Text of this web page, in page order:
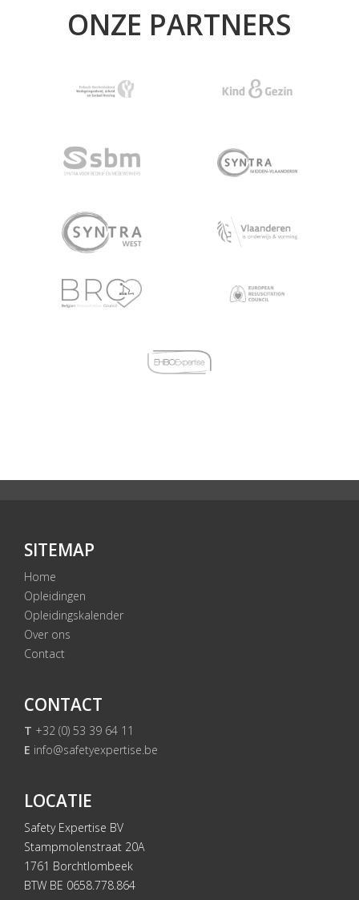
ONZE PARTNERS
SITEMAP
Home
Opleidingen
Opleidingskalender
Over ons
Contact
CONTACT
T +32 (0) 53 39 64 11
E info@safetyexpertise.be
LOCATIE
Safety Expertise BV
Stampmolenstraat 20A
1761 Borchtlombeek
BTW BE 0658.778.864